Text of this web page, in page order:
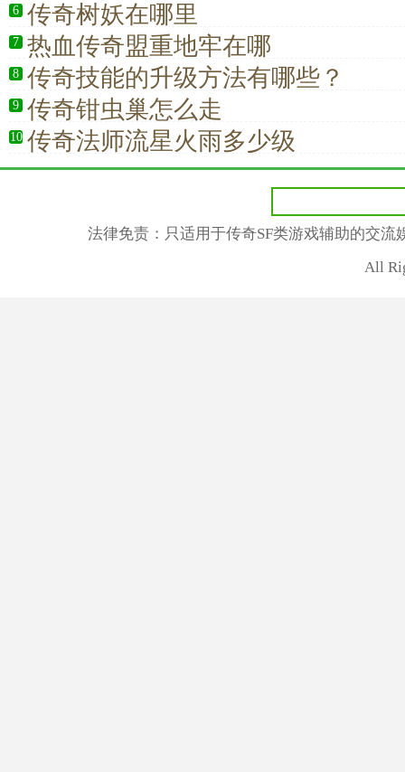
6 传奇树妖在哪里
7 热血传奇盟重地牢在哪
8 传奇技能的升级方法有哪些？
9 传奇钳虫巢怎么走
10 传奇法师流星火雨多少级
法律免责：只适用于传奇SF类游戏辅助的交
All